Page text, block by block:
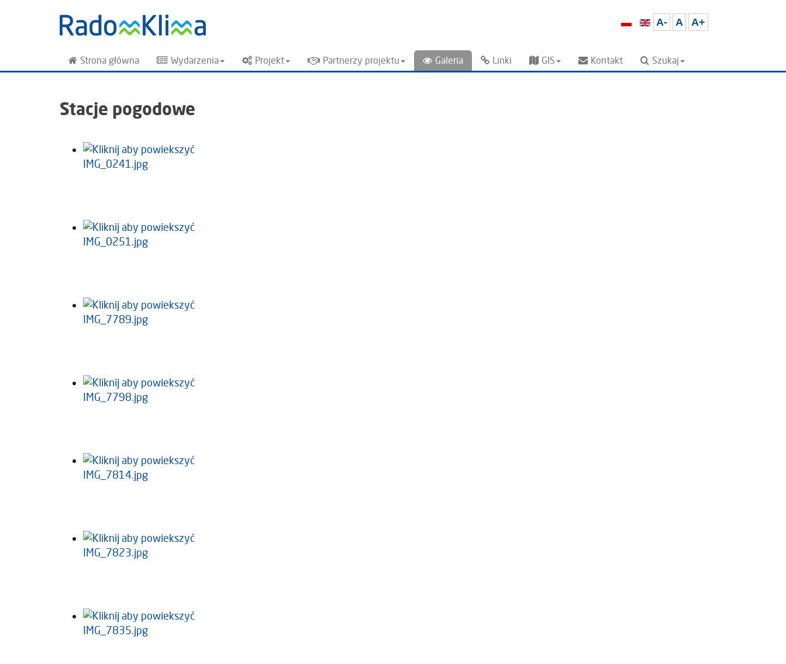
A- A A+
Strona główna Wydarzenia Projekt Partnerzy projektu Galeria Linki GIS Kontakt Szukaj
Stacje pogodowe